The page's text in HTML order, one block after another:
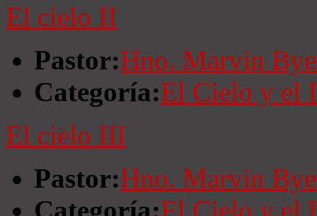
El cielo II
Pastor:Hno. Marvin
Categoría:El Cielo y el
El cielo III
Pastor:Hno. Marvin
Categoría:El Cielo y el